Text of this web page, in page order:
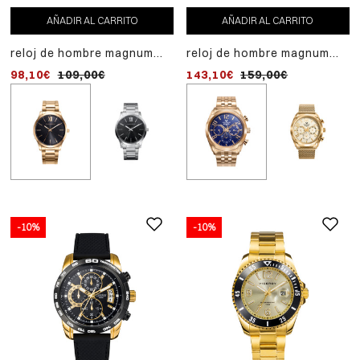
AÑADIR AL CARRITO
reloj de hombre magnum
correa de ip dorado
98,10€ 109,00€
AÑADIR AL CARRITO
reloj de hombre magnum
dorado
143,10€ 159,00€
-10% -10%